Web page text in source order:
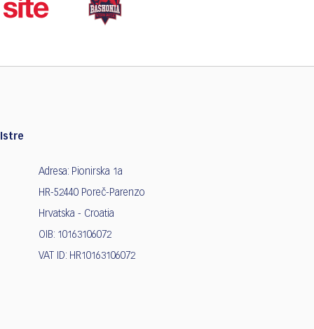
Adresa: Pionirska 1a
HR-52440 Poreč-Parenzo
Hrvatska - Croatia
OIB: 10163106072
VAT ID: HR10163106072